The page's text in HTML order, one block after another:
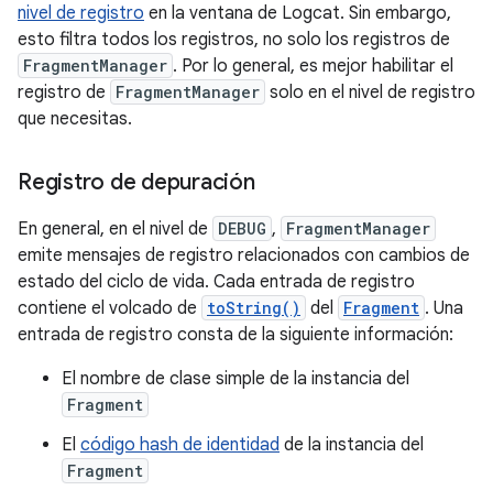
nivel de registro en la ventana de Logcat. Sin embargo,
esto filtra todos los registros, no solo los registros de
FragmentManager . Por lo general, es mejor habilitar el
registro de FragmentManager solo en el nivel de registro
que necesitas.
Registro de depuración
En general, en el nivel de DEBUG , FragmentManager
emite mensajes de registro relacionados con cambios de
estado del ciclo de vida. Cada entrada de registro
contiene el volcado de toString() del Fragment . Una
entrada de registro consta de la siguiente información:
El nombre de clase simple de la instancia del
Fragment
El código hash de identidad de la instancia del
Fragment